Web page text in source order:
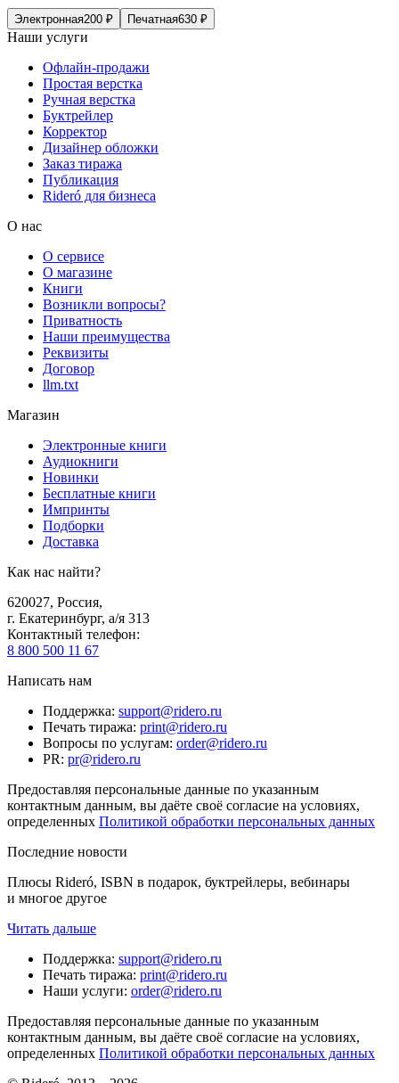
Электронная200 ₽ Печатная630 ₽
Наши услуги
Офлайн-продажи
Простая верстка
Ручная верстка
Буктрейлер
Корректор
Дизайнер обложки
Заказ тиража
Публикация
Rideró для бизнеса
О нас
О сервисе
О магазине
Книги
Возникли вопросы?
Приватность
Наши преимущества
Реквизиты
Договор
llm.txt
Магазин
Электронные книги
Аудиокниги
Новинки
Бесплатные книги
Импринты
Подборки
Доставка
Как нас найти?
620027, Россия,
г. Екатеринбург, а/я 313
Контактный телефон:
8 800 500 11 67
Написать нам
Поддержка: support@ridero.ru
Печать тиража: print@ridero.ru
Вопросы по услугам: order@ridero.ru
PR: pr@ridero.ru
Предоставляя персональные данные по указанным
контактным данным, вы даёте своё согласие на условиях,
определенных Политикой обработки персональных данных
Последние новости
Плюсы Rideró, ISBN в подарок, буктрейлеры, вебинары
и многое другое
Читать дальше
Поддержка: support@ridero.ru
Печать тиража: print@ridero.ru
Наши услуги: order@ridero.ru
Предоставляя персональные данные по указанным
контактным данным, вы даёте своё согласие на условиях,
определенных Политикой обработки персональных данных